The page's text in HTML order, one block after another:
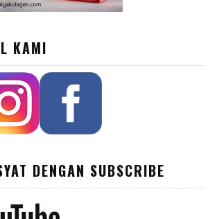
KAMI
DENGAN SUBSCRIBE